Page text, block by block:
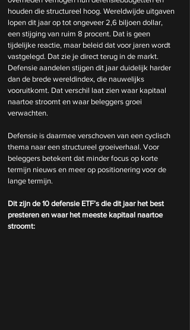
houden die structureel hoog. Wereldwijde uitgaven
lopen dit jaar op tot ongeveer 2,6 biljoen dollar,
een stijging van ruim 8 procent. Dat is geen
tijdelijke reactie, maar beleid dat voor jaren wordt
vastgelegd. Dat zie je direct terug in de markt.
Defensie aandelen stijgen dit jaar duidelijk harder
dan de brede wereldindex, die nauwelijks
vooruitkomt. Dat verschil laat zien waar kapitaal
naartoe stroomt en waar beleggers groei
verwachten.
Defensie is daarmee verschoven van een cyclisch
thema naar een structureel groeiverhaal. Voor
beleggers betekent dat minder focus op korte
termijn nieuws en meer op positionering voor de
lange termijn.
Dit zijn de 10 defensie ETF’s die dit jaar het best
presteren en waar het meeste kapitaal naartoe
stroomt: